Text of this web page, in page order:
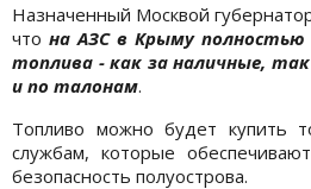
Назначенный Москвой
что на АЗС в Крыму
топлива - как за наличные,
и по талонам.
Топливо можно будет купить
службам, которые
безопасность полуострова.